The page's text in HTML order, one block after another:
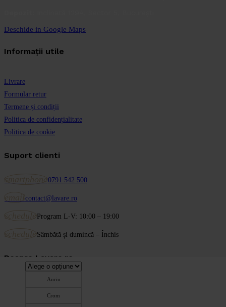
Auriu
Crom
Deschide in Google Maps
Informații utile
Livrare
Formular retur
Termene și condiții
Politica de confidențialitate
Politica de cookie
Suport clienti
0791 542 500
contact@lavare.ro
Program L-V: 10:00 – 19:00
Sâmbătă și dumincă – Închis
Despre Lavare.ro